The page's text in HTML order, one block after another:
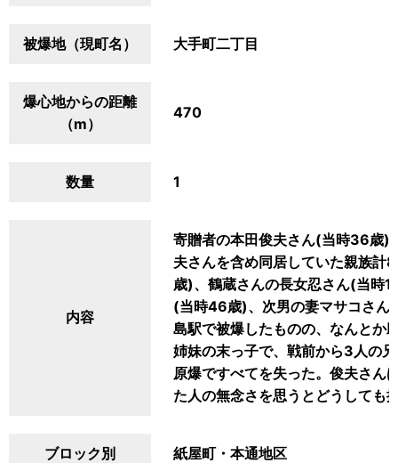
被爆地（現町名） 大手町二丁目
爆心地からの距離
（m）
470
数量 1
内容
寄贈者の本田俊夫さん(当時36歳)
夫さんを含め同居していた親族計
歳)、鶴蔵さんの長女忍さん(当時
(当時46歳)、次男の妻マサコさん
島駅で被爆したものの、なんとか
姉妹の末っ子で、戦前から3人の
原爆ですべてを失った。俊夫さん
た人の無念さを思うとどうしても
ブロック別 紙屋町・本通地区